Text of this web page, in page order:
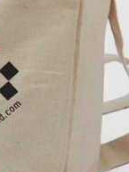
search